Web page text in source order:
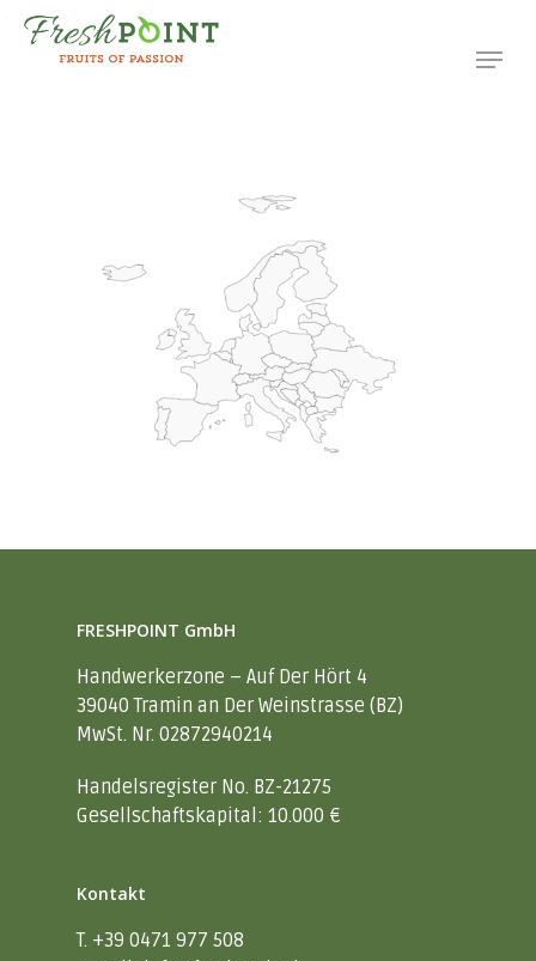
FRESHPOINT GmbH
Handwerkerzone – Auf Der Hört 4
39040 Tramin an Der Weinstrasse (BZ)
MwSt. Nr. 02872940214
Handelsregister No. BZ-21275
Gesellschaftskapital: 10.000 €
Kontakt
T. +39 0471 977 508